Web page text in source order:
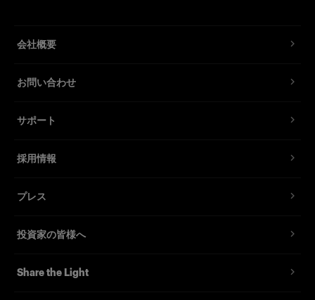
Profoto L600D (600W)
ライト
Profoto C1 Plus
定常光
ラベル付きキャリーバッグが付属
会社概要
お問い合わせ
サポート
採用情報
プレス
投資家の皆様へ
Share the Light